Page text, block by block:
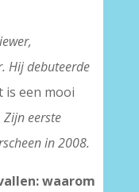
Hij debuteerde
is een mooi
Zijn eerste
in 2008.
waarom